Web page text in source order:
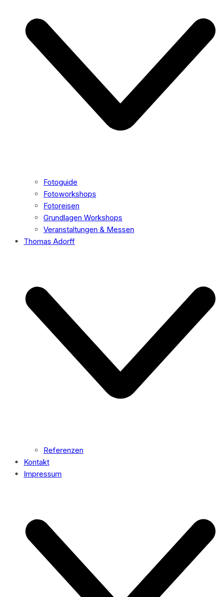
Fotoguide
Fotoworkshops
Fotoreisen
Grundlagen Workshops
Veranstaltungen & Messen
Thomas Adorff
Referenzen
Kontakt
Impressum